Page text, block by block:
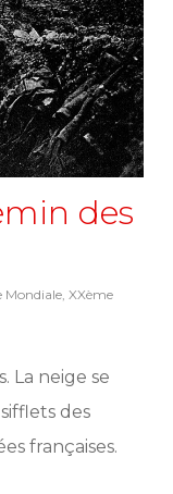
des
Mondiale, XXème
La neige se
des
françaises.